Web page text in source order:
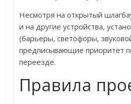
Несмотря на открытый
и на другие устройства,
(барьеры, светофоры,
предписывающие приоритет
переезде.
Правила